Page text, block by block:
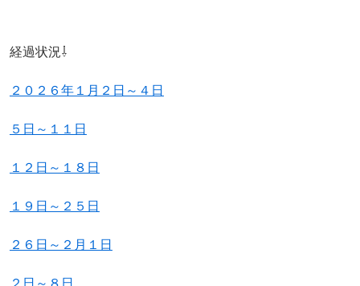
経過状況⇩
２０２６年１月２日～４日
５日～１１日
１２日～１８日
１９日～２５日
２６日～２月１日